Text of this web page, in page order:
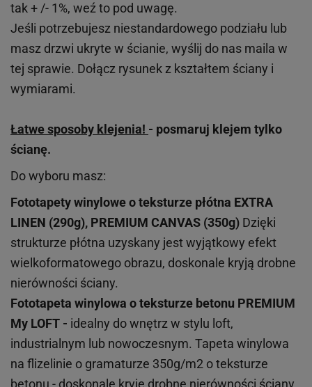
tak + /- 1%, weź to pod uwagę.
Jeśli potrzebujesz niestandardowego podziału lub
masz drzwi ukryte w ścianie, wyślij do nas maila w
tej sprawie. Dołącz rysunek z kształtem ściany i
wymiarami.
Łatwe sposoby klejenia! - posmaruj klejem tylko
ścianę.
Do wyboru masz:
Fototapety winylowe oteksturze płótna EXTRA
LINEN (290g), PREMIUM CANVAS (350g) Dzięki
strukturze płótna uzyskany jest wyjątkowy efekt
wielkoformatowego obrazu, doskonale kryją drobne
nierówności ściany.
Fototapeta winylowa oteksturze betonu PREMIUM
My LOFT - idealny do wnętrz w stylu loft,
industrialnym lub nowoczesnym. Tapeta winylowa
na flizelinie o gramaturze 350g/m2 o teksturze